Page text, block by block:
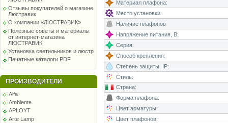
Отзывы покупателей о магазине
Люстравик
О компании «ЛЮСТРАВИК»
Полезные советы и материалы
от интернет-магазина
ЛЮСТРАВИК
Установка светильников и люстр
Печатные каталоги PDF
ПРОИЗВОДИТЕЛИ
Alfa
Ambiente
APLOYT
Arte Lamp
Материал плафона:
Место установки:
Наличие плафонов
Напряжение питания, В:
Серия:
Способ крепления:
Степень защиты, IP:
Стиль:
Страна:
Форма плафона:
Цвет арматуры:
Цвет плафонов: